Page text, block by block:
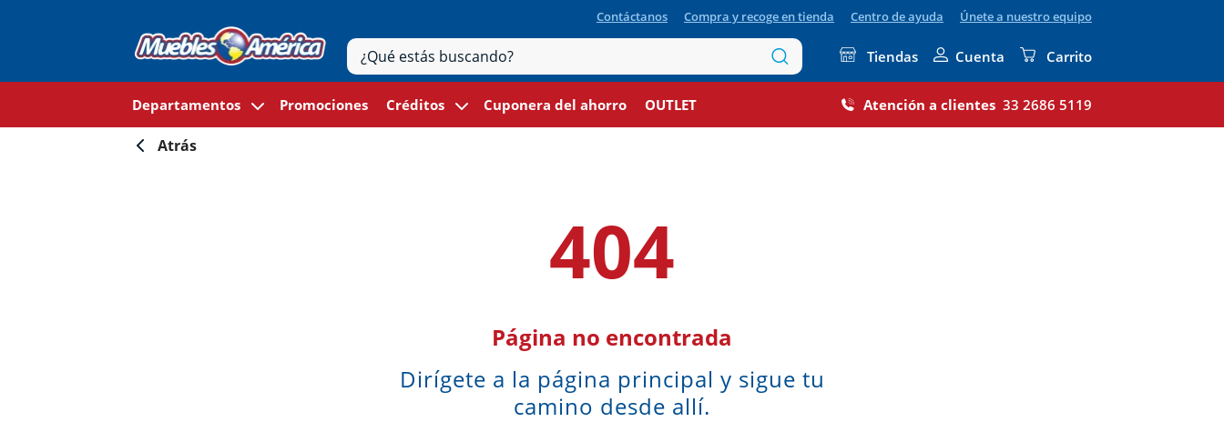
Contáctanos Compra y recoge en tienda Centro de ayuda Únete a nuestro equipo
Tiendas Cuenta Carrito
Departamentos Promociones Créditos Cuponera del ahorro OUTLET Atención a clientes 33 2686 5119
Atrás
404
Página no encontrada
Dirígete a la página principal y sigue tu
camino desde allí.